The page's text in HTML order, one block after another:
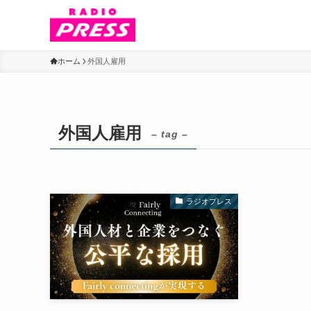
ホーム 外国人雇用
外国人雇用 – tag –
ラジオプレス